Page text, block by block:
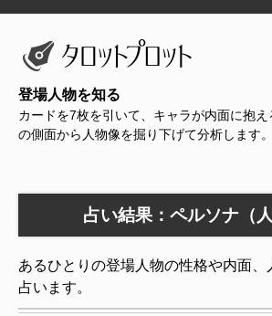
登場人物を知る
カードを7枚を引いて、キャラが内面に抱
の側面から人物像を掘り下げて分析します。
占い結果：ペルソナ（人
あるひとりの登場人物の性格や内面、
占います。